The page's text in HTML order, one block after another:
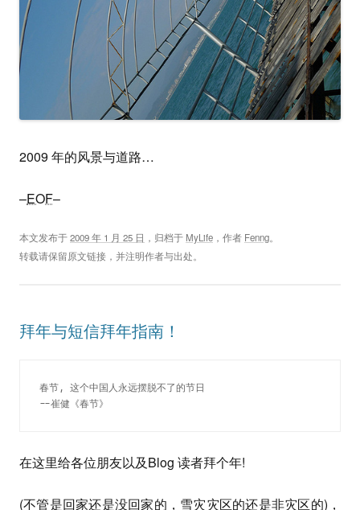
2009 年的风景与道路…
–EOF–
本文发布于2009 年 1 月 25 日 ，归档于 MyLife ，作者 Fenng。
转载请保留原文链接，并注明作者与出处。
拜年与短信拜年指南！
春节, 这个中国人永远摆脱不了的节日
--崔健《春节》
在这里给各位朋友以及Blog 读者拜个年!
(不管是回家还是没回家的，雪灾灾区的还是非灾区的)，